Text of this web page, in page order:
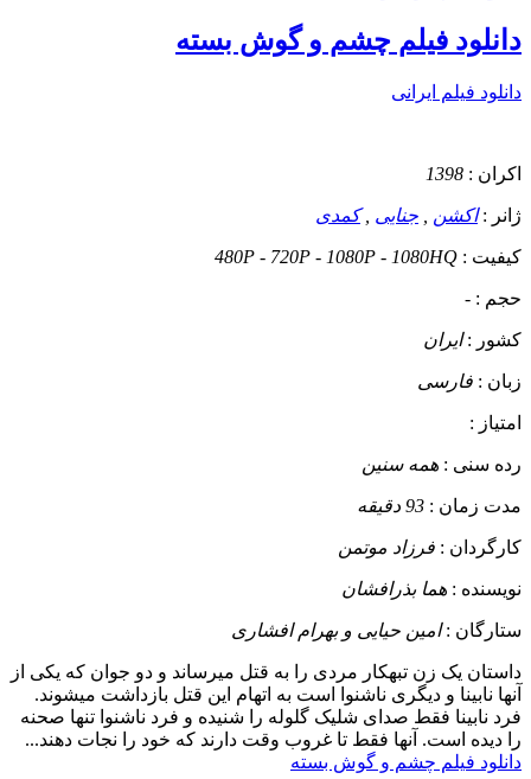
دانلود فیلم چشم و گوش بسته
دانلود فیلم ایرانی
اکران : 1398
ژانر :اکشن جنایی ,کمدی
کیفیت : 480P - 720P - 1080P - 1080HQ
حجم : -
کشور :ایران
زبان : فارسی
امتیاز :
رده سنی : همه سنین
مدت زمان : 93 دقیقه
کارگردان : فرزاد موتمن
نویسنده : هما بذرافشان
ستارگان :امین حیایی و بهرام افشاری
داستان یک زن تبهکار مردی را به قتل میرساند و دو جوان که یکی از
آنها نابینا و دیگری ناشنوا است به اتهام این قتل بازداشت میشوند.
فرد نابینا فقط صدای شلیک گلوله را شنیده و فرد ناشنوا تنها صحنه
را دیده است. آنها فقط تا غروب وقت دارند که خود را نجات دهند...
دانلود فیلم چشم و گوش بسته